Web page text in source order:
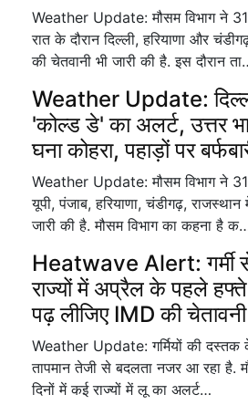
Weather Update: मौसम विभाग ने
रात के दौरान दिल्ली, हरियाणा और
की चेतवानी भी जारी की है. इस दौरान
Weather Update:
'कोल्ड डे' का अलर्ट, उत्तर
घना कोहरा, पहाड़ों पर
Weather Update: मौसम विभाग ने 31
यूपी, पंजाब, हरियाणा, चंडीगढ़,
जारी की है. मौसम विभाग का कहना है
Heatwave Alert: गर्मी
राज्यों में अप्रैल के पहले
पढ़ लीजिए IMD की चेतावनी
Weather Update: गर्मियों की
तापमान तेजी से बदलता नजर आ रहा है.
दिनों में कई राज्यों में लू का अलर्ट…